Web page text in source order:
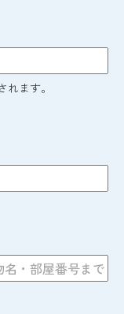
ます。